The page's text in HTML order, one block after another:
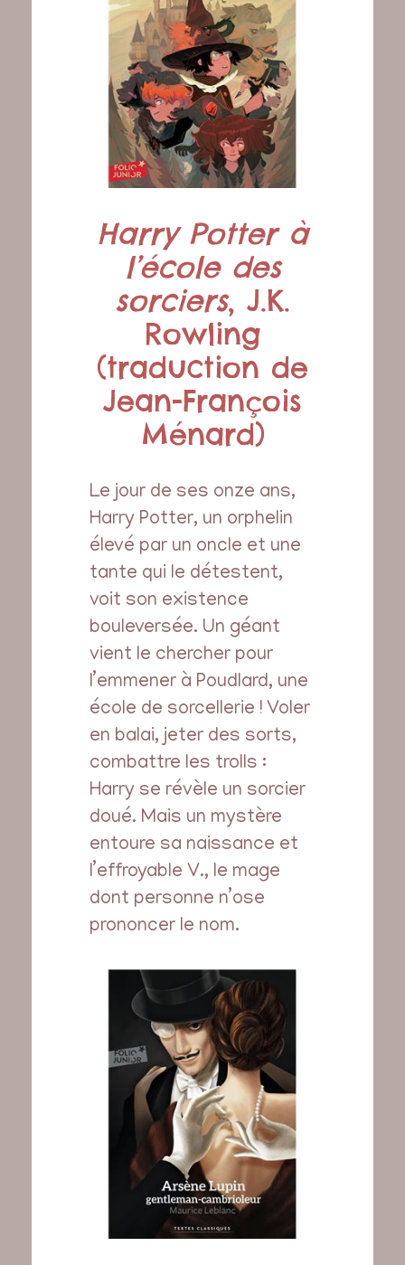
Harry Potter à
l’école des
sorciers, J.K.
Rowling
(traduction de
Jean-François
Ménard)
Le jour de ses onze ans,
Harry Potter, un orphelin
élevé par un oncle et une
tante qui le détestent,
voit son existence
bouleversée. Un géant
vient le chercher pour
l’emmener à Poudlard, une
école de sorcellerie ! Voler
en balai, jeter des sorts,
combattre les trolls :
Harry se révèle un sorcier
doué. Mais un mystère
entoure sa naissance et
l’effroyable V., le mage
dont personne n’ose
prononcer le nom.